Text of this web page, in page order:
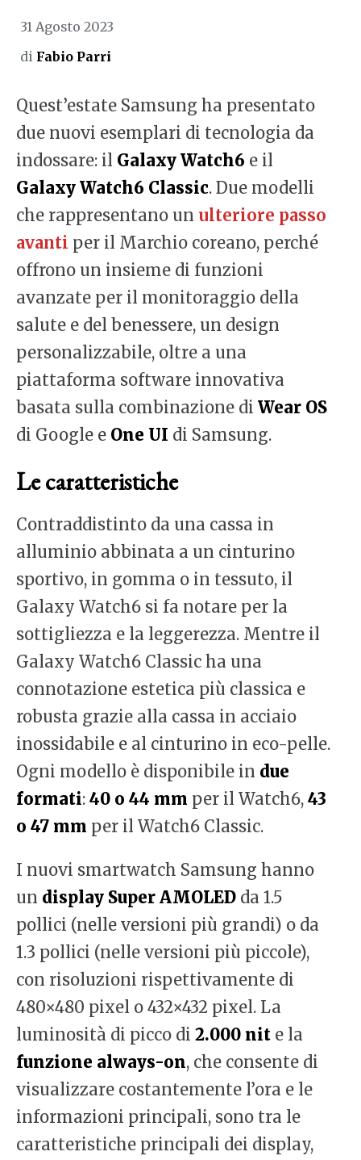
31 Agosto 2023
di Fabio Parri
Quest’estate Samsung ha presentato
due nuovi esemplari di tecnologia da
indossare: il Galaxy Watch6 e il
Galaxy Watch6 Classic. Due modelli
che rappresentano un ulteriore passo
avanti per il Marchio coreano, perché
offrono un insieme di funzioni
avanzate per il monitoraggio della
salute e del benessere, un design
personalizzabile, oltre a una
piattaforma software innovativa
basata sulla combinazione di Wear OS
di Google e One UI di Samsung.
Le caratteristiche
Contraddistinto da una cassa in
alluminio abbinata a un cinturino
sportivo, in gomma o in tessuto, il
Galaxy Watch6 si fa notare per la
sottigliezza e la leggerezza. Mentre il
Galaxy Watch6 Classic ha una
connotazione estetica più classica e
robusta grazie alla cassa in acciaio
inossidabile e al cinturino in eco-pelle.
Ogni modello è disponibile in due
formati: 40 o 44 mm per il Watch6, 43
o 47 mm per il Watch6 Classic.
I nuovi smartwatch Samsung hanno
un display Super AMOLED da 1.5
pollici (nelle versioni più grandi) o da
1.3 pollici (nelle versioni più piccole),
con risoluzioni rispettivamente di
480×480 pixel o 432×432 pixel. La
luminosità di picco di 2.000 nit e la
funzione always-on, che consente di
visualizzare costantemente l’ora e le
informazioni principali, sono tra le
caratteristiche principali dei display,